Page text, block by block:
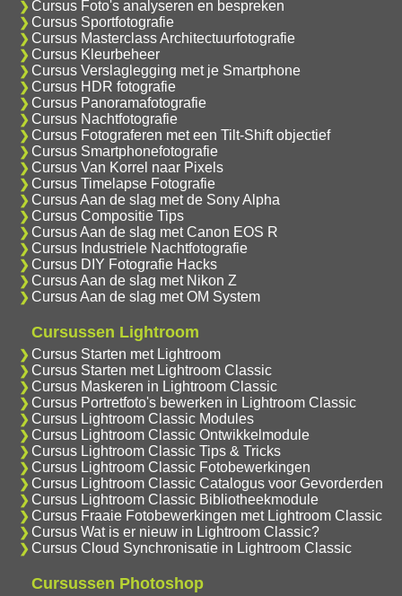
Cursus Foto's analyseren en bespreken
Cursus Sportfotografie
Cursus Masterclass Architectuurfotografie
Cursus Kleurbeheer
Cursus Verslaglegging met je Smartphone
Cursus HDR fotografie
Cursus Panoramafotografie
Cursus Nachtfotografie
Cursus Fotograferen met een Tilt-Shift objectief
Cursus Smartphonefotografie
Cursus Van Korrel naar Pixels
Cursus Timelapse Fotografie
Cursus Aan de slag met de Sony Alpha
Cursus Compositie Tips
Cursus Aan de slag met Canon EOS R
Cursus Industriele Nachtfotografie
Cursus DIY Fotografie Hacks
Cursus Aan de slag met Nikon Z
Cursus Aan de slag met OM System
Cursussen Lightroom
Cursus Starten met Lightroom
Cursus Starten met Lightroom Classic
Cursus Maskeren in Lightroom Classic
Cursus Portretfoto's bewerken in Lightroom Classic
Cursus Lightroom Classic Modules
Cursus Lightroom Classic Ontwikkelmodule
Cursus Lightroom Classic Tips & Tricks
Cursus Lightroom Classic Fotobewerkingen
Cursus Lightroom Classic Catalogus voor Gevorderden
Cursus Lightroom Classic Bibliotheekmodule
Cursus Fraaie Fotobewerkingen met Lightroom Classic
Cursus Wat is er nieuw in Lightroom Classic?
Cursus Cloud Synchronisatie in Lightroom Classic
Cursussen Photoshop